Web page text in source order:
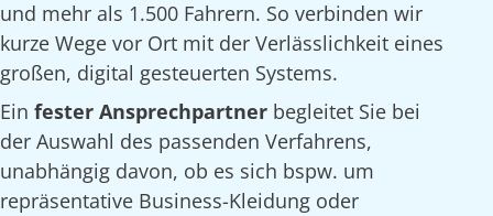
und mehr als 1.500 Fahrern. So verbinden wir
kurze Wege vor Ort mit der Verlässlichkeit eines
großen, digital gesteuerten Systems.
Ein fester Ansprechpartner begleitet Sie bei
der Auswahl des passenden Verfahrens,
unabhängig davon, ob es sich bspw. um
repräsentative Business-Kleidung oder